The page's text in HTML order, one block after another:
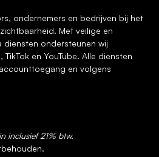
ondernemers en bedrijven bij het
Met veilige en
ondersteunen wij
en YouTube. Alle diensten
en volgens
inclusief 21% btw.